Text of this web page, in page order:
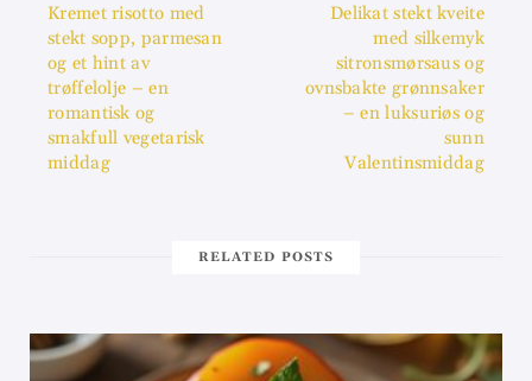
Kremet risotto med
stekt sopp, parmesan
og et hint av
trøffelolje – en
romantisk og
smakfull vegetarisk
middag
Delikat stekt kveite
med silkemyk
sitronsmørsaus og
ovnsbakte grønnsaker
– en luksuriøs og
sunn
Valentinsmiddag
RELATED POSTS